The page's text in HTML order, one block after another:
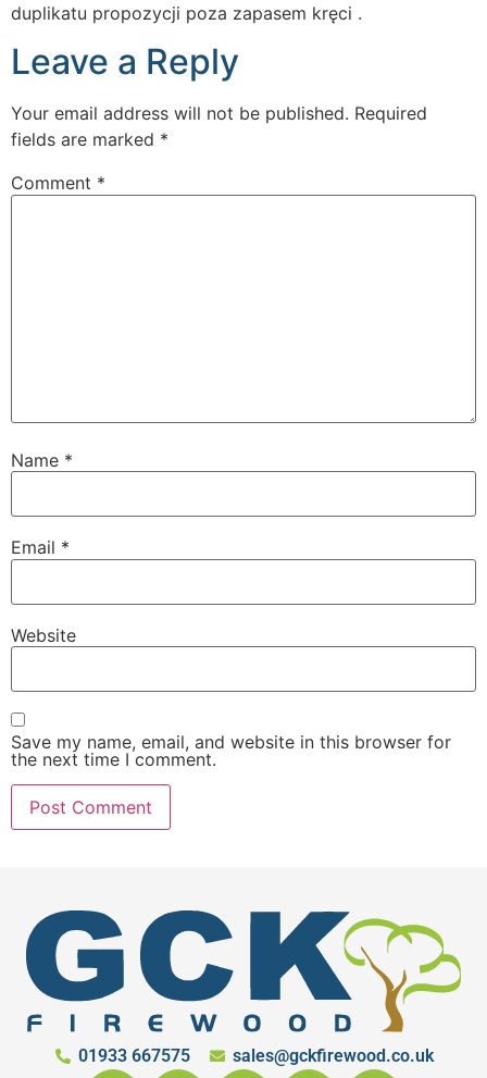
duplikatu propozycji poza zapasem kręci .
Leave a Reply
Your email address will not be published. Required
fields are marked *
Comment *
Name *
Email *
Website
Save my name, email, and website in this browser for
the next time I comment.
01933 667575 sales@gckfirewood.co.uk